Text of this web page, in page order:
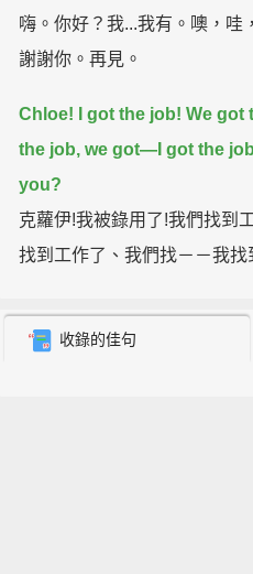
嗨。你好？我...我有。噢，哇
謝謝你。再見。
Chloe! I got the job! We got
the job, we got—I got the
you?
克蘿伊!我被錄用了!我們找到
找到工作了、我們找－－我
Puppyhood: Back to Work
小狗狗的那些年：重返職場
收錄的佳句